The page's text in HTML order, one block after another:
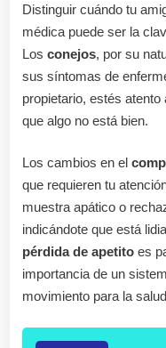
Distinguir cuándo tu
médica puede ser la
Los conejos, por su
sus síntomas de
propietario, estés atento
que algo no está bien.
Los cambios en el
que requieren tu
muestra apático o
indicándote que está
pérdida de apetito es
importancia de un
movimiento para la